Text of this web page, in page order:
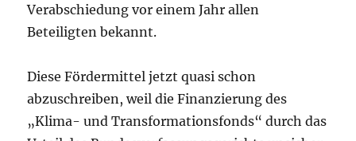
Verabschiedung vor einem Jahr allen
Beteiligten bekannt.
Diese Fördermittel jetzt quasi schon
abzuschreiben, weil die Finanzierung des
„Klima- und Transformationsfonds“ durch das